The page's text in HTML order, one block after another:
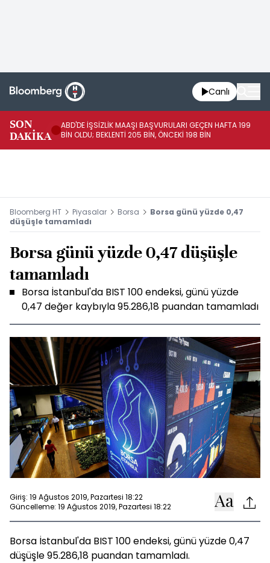
Canlı
SON
DAKİKA
ABD'DE İŞSİZLİK MAAŞI BAŞVURULARI GEÇEN HAFTA 199
BİN OLDU; BEKLENTİ 205 BİN, ÖNCEKİ 198 BİN
Bloomberg HT Piyasalar Borsa
Borsa günü yüzde 0,47
düşüşle tamamladı
Borsa günü yüzde 0,47 düşüşle
tamamladı
Borsa İstanbul'da BIST 100 endeksi, günü yüzde
0,47 değer kaybıyla 95.286,18 puandan tamamladı
Giriş: 19 Ağustos 2019, Pazartesi 18:22
Güncelleme: 19 Ağustos 2019, Pazartesi 18:22
Borsa İstanbul'da BIST 100 endeksi, günü yüzde 0,47
düşüşle 95.286,18 puandan tamamladı.